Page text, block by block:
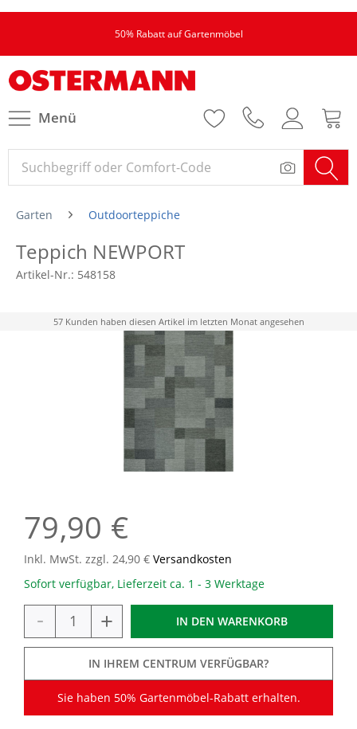
50% Rabatt auf Gartenmöbel
Menü
Garten Outdoorteppiche
Teppich NEWPORT
Artikel-Nr.: 548158
57 Kunden haben diesen Artikel im letzten Monat angesehen
79,90 €
Inkl. MwSt. zzgl. 24,90 € Versandkosten
Sofort verfügbar, Lieferzeit ca. 1 - 3 Werktage
- + IN DEN WARENKORB
IN IHREM CENTRUM VERFÜGBAR?
Sie haben 50% Gartenmöbel-Rabatt erhalten.